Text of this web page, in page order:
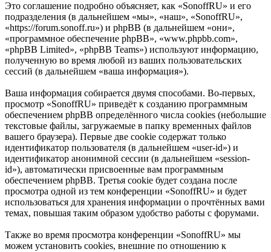
Это соглашение подробно объясняет, как «SonoffRU» и его
подразделения (в дальнейшем «мы», «наш», «SonoffRU»,
«https://forum.sonoff.ru») и phpBB (в дальнейшем «они»,
«программное обеспечение phpBB», «www.phpbb.com»,
«phpBB Limited», «phpBB Teams») используют информацию,
полученную во время любой из ваших пользовательских
сессий (в дальнейшем «ваша информация»).
Ваша информация собирается двумя способами. Во-первых,
просмотр «SonoffRU» приведёт к созданию программным
обеспечением phpBB определённого числа cookies (небольшие
текстовые файлы, загружаемые в папку временных файлов
вашего браузера). Первые две cookie содержат только
идентификатор пользователя (в дальнейшем «user-id») и
идентификатор анонимной сессии (в дальнейшем «session-
id»), автоматически присвоенные вам программным
обеспечением phpBB. Третья cookie будет создана после
просмотра одной из тем конференции «SonoffRU» и будет
использоваться для хранения информации о прочтённых вами
темах, повышая таким образом удобство работы с форумами.
Также во время просмотра конференции «SonoffRU» мы
можем установить cookies, внешние по отношению к